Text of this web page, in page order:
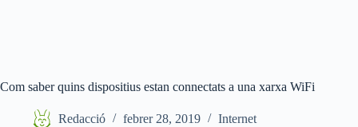
Com saber quins dispositius estan connectats a una xarxa WiFi
Redacció febrer 28, 2019 Internet